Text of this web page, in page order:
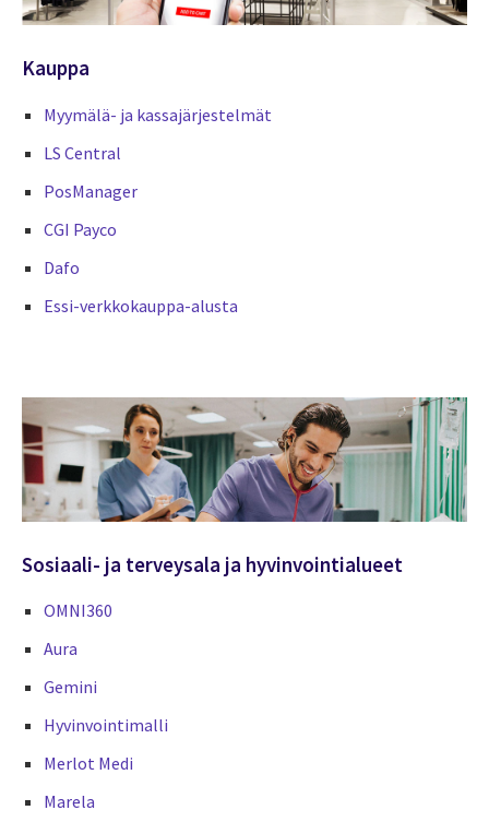
Kauppa
Myymälä- ja kassajärjestelmät
LS Central
PosManager
CGI Payco
Dafo
Essi-verkkokauppa-alusta
Sosiaali- ja terveysala ja hyvinvointialueet
OMNI360
Aura
Gemini
Hyvinvointimalli
Merlot Medi
Marela